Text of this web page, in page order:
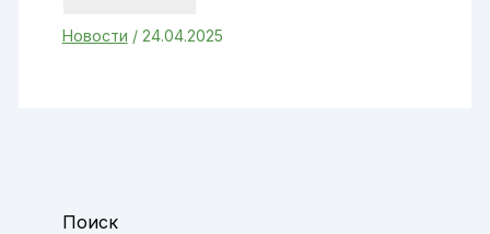
Новости / 24.04.2025
Поиск